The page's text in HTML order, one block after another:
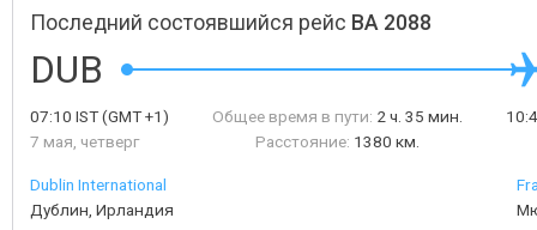
Последний состоявшийся рейс BA 2088
DUB
07:10 IST(GMT +1)
7 мая, четверг
Общее время в пути: 2 ч. 35 мин.
Расстояние: 1380 км.
Dublin International
Дублин, Ирландия